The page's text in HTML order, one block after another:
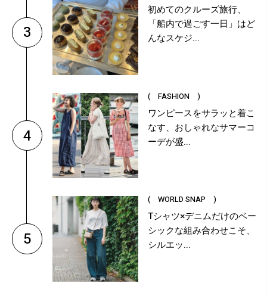
3
初めてのクルーズ旅行、
「船内で過ごす一日」はど
んなスケジ...
4
( FASHION )
ワンピースをサラッと着こ
なす、おしゃれなサマーコ
ーデが盛...
5
( WORLD SNAP )
Tシャツ×デニムだけのベー
シックな組み合わせこそ、
シルエッ...